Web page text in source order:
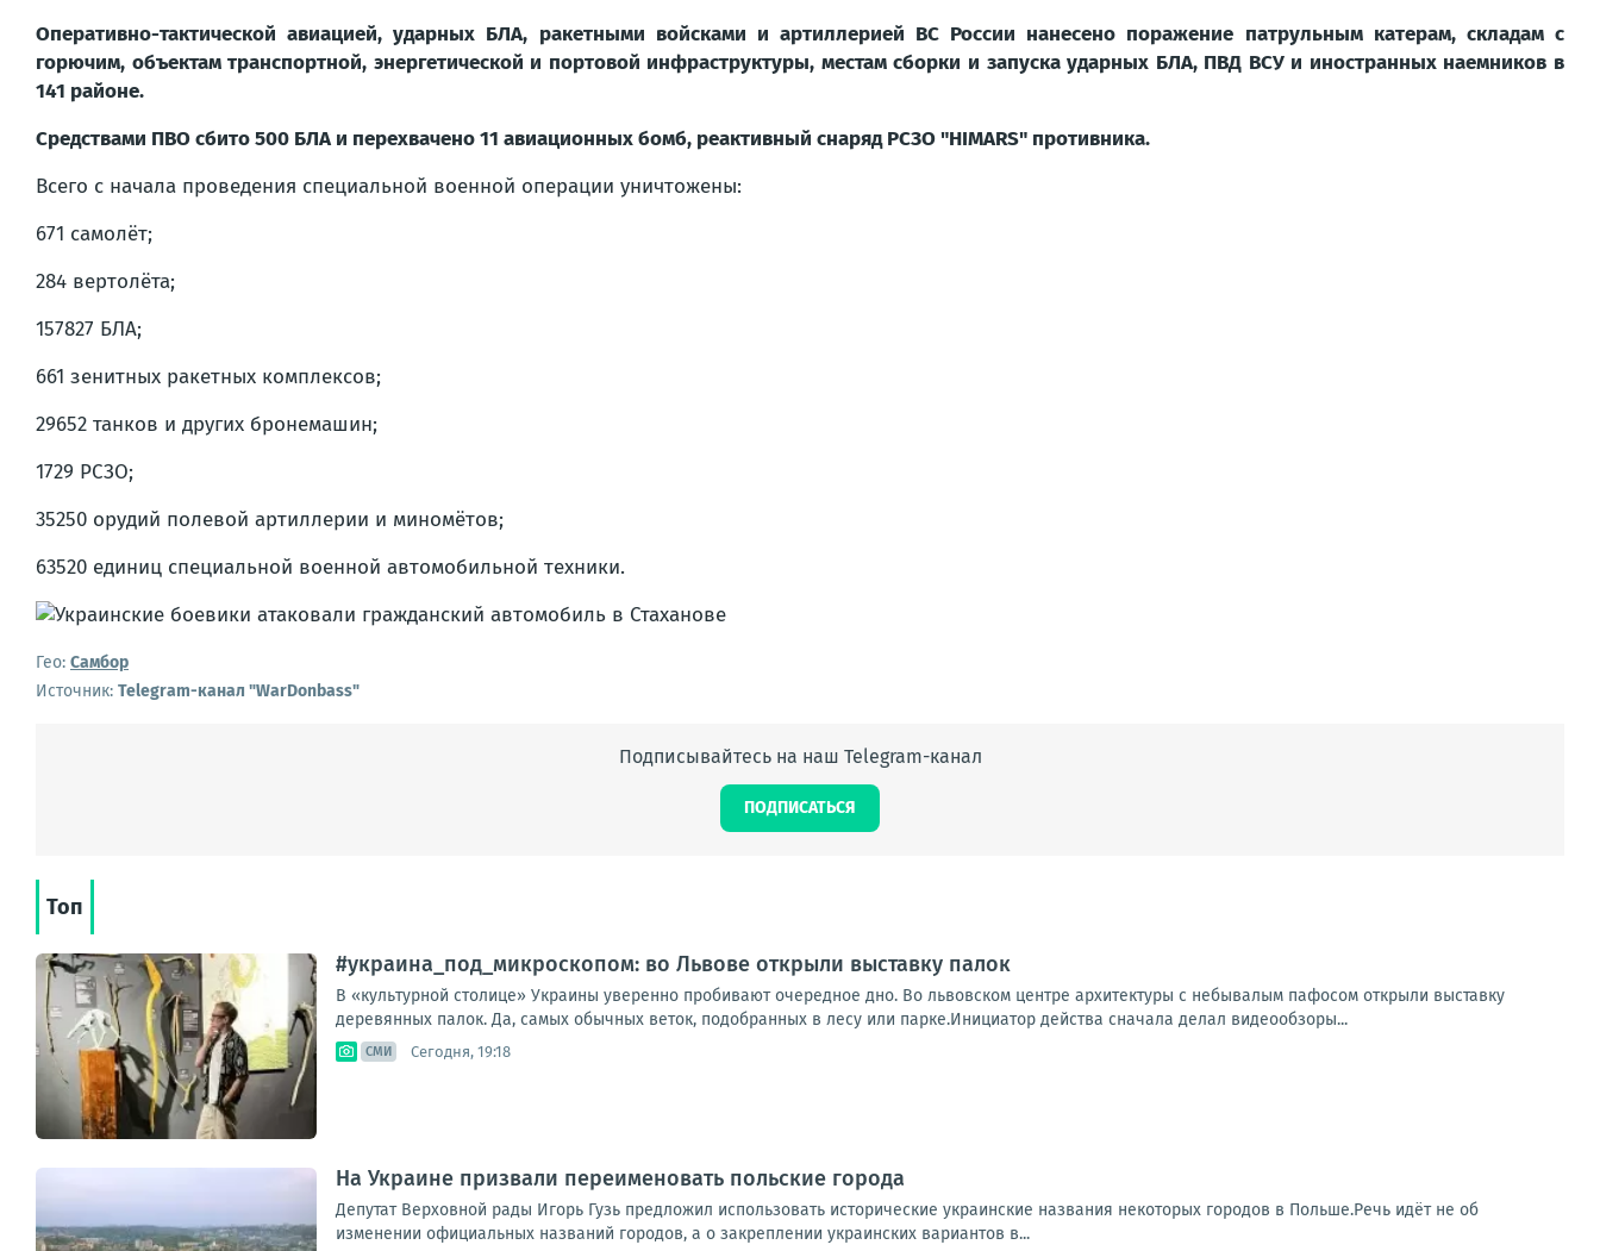
Оперативно-тактической авиацией, ударных БЛА, ракетными войсками и артиллерией ВС России нанесено поражение патрульным катерам, складам с
горючим, объектам транспортной, энергетической и портовой инфраструктуры, местам сборки и запуска ударных БЛА, ПВД ВСУ и иностранных наемников в
141 районе.
Средствами ПВО сбито 500 БЛА и перехвачено 11 авиационных бомб, реактивный снаряд РСЗО "HIMARS" противника.
Всего с начала проведения специальной военной операции уничтожены:
671 самолёт;
284 вертолёта;
157827 БЛА;
661 зенитных ракетных комплексов;
29652 танков и других бронемашин;
1729 РСЗО;
35250 орудий полевой артиллерии и миномётов;
63520 единиц специальной военной автомобильной техники.
Гео: Самбор
Источник: Telegram-канал "WarDonbass"
Подписывайтесь на наш Telegram-канал
ПОДПИСАТЬСЯ
Топ
#украина_под_микроскопом: во Львове открыли выставку палок
В «культурной столице» Украины уверенно пробивают очередное дно. Во львовском центре архитектуры с небывалым пафосом открыли выставку
деревянных палок. Да, самых обычных веток, подобранных в лесу или парке.Инициатор действа сначала делал видеообзоры...
СМИ Сегодня, 19:18
На Украине призвали переименовать польские города
Депутат Верховной рады Игорь Гузь предложил использовать исторические украинские названия некоторых городов в Польше.Речь идёт не об
изменении официальных названий городов, а о закреплении украинских вариантов в...